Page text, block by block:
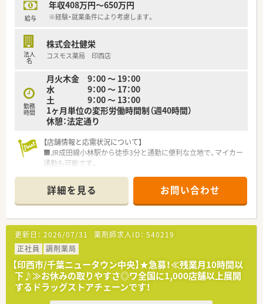
【想定されるモデル年収】
■中途の給与モデルとして432万円から480万円の提示のほか、
新卒採用の方であれば469万円から600万円を想定しています。
月にそれぞれ支給される安定した給与体系となっています。
給与
年収408万円～650万円
※経験・就業条件により考慮します。
法人
名
株式会社健栄
コスモス薬局 印西店
勤務
時間
月火木金 9：00 ～ 19：00
水 9：00 ～ 17：00
土 9：00 ～ 13：00
1ヶ月単位の変形労働時間制（週40時間）
休憩：法定通り
【店舗情報と応需状況について】
■JR成田線小林駅から徒歩3分と通勤に便利な立地で、マイカー
通勤も可能です。
方箋枚数は約70枚です。
■薬剤師は常時3～4名体制で、40代から60代のスタッフが中心
に活躍されています。
【法人特徴について】
■千葉県を中心に26店舗を展開しており、地域に根ざした薬局
づくりに力を入れている企業です。
■総合病院門前やクリニックビルなど、多様な形態の店舗があ
り、幅広い経験を積むことができます。
■全店舗で在宅医療の受け入れ体制を整えており、地域のニーズ
に合わせたサービスを提供しています。
詳細を見る お問い合わせ
更新日： 2026/07/31 薬剤師求人ID： 540219
正社員
調剤薬局
【印西市/千葉ニュータウン中央】★急募！≪残業月10時間以
下♪≫お休みの取りやすさ◎ワ全国に1,000店舗以上展開
するドラッグストアチェーンです！